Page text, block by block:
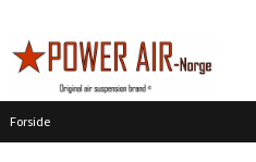
innholdet
Forside